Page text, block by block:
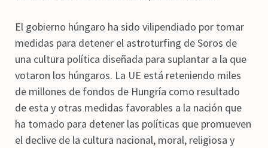
El gobierno húngaro ha sido vilipendiado por tomar
medidas para detener el astroturfing de Soros de
una cultura política diseñada para suplantar a la que
votaron los húngaros. La UE está reteniendo miles
de millones de fondos de Hungría como resultado
de esta y otras medidas favorables a la nación que
ha tomado para detener las políticas que promueven
el declive de la cultura nacional, moral, religiosa y